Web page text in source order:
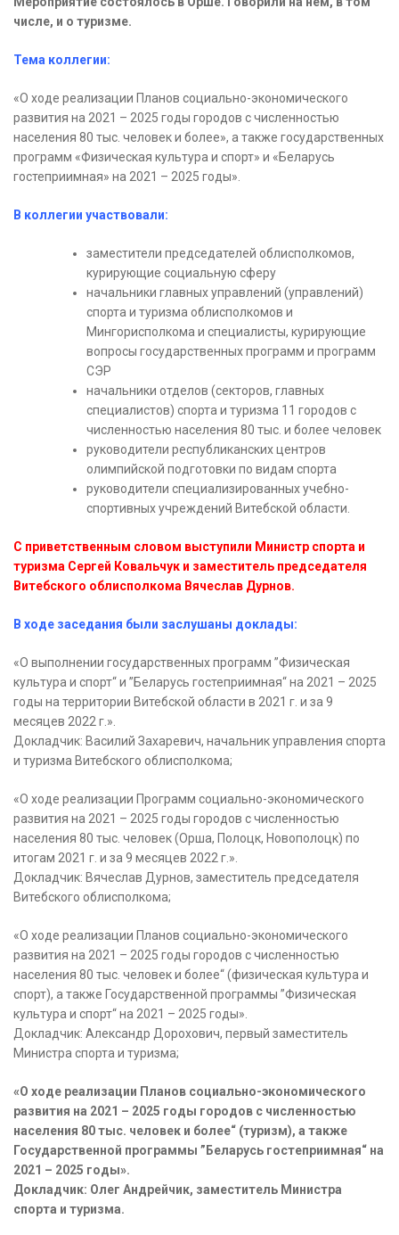
числе, и о туризме.
Тема коллегии:
«О ходе реализации Планов социально-экономического
развития на 2021 – 2025 годы городов с численностью
населения 80 тыс. человек и более», а также государственных
программ «Физическая культура и спорт» и «Беларусь
гостеприимная» на 2021 – 2025 годы».
В коллегии участвовали:
заместители председателей облисполкомов,
курирующие социальную сферу
начальники главных управлений (управлений)
спорта и туризма облисполкомов и
Мингорисполкома и специалисты, курирующие
вопросы государственных программ и программ
СЭР
начальники отделов (секторов, главных
специалистов) спорта и туризма 11 городов с
численностью населения 80 тыс. и более человек
руководители республиканских центров
олимпийской подготовки по видам спорта
руководители специализированных учебно-
спортивных учреждений Витебской области.
С приветственным словом выступили Министр спорта и
туризма Сергей Ковальчук и заместитель председателя
Витебского облисполкома Вячеслав Дурнов.
В ходе заседания были заслушаны доклады:
«О выполнении государственных программ ”Физическая
культура и спорт“ и ”Беларусь гостеприимная“ на 2021 – 2025
годы на территории Витебской области в 2021 г. и за 9
месяцев 2022 г.».
Докладчик: Василий Захаревич, начальник управления спорта
и туризма Витебского облисполкома;
«О ходе реализации Программ социально-экономического
развития на 2021 – 2025 годы городов с численностью
населения 80 тыс. человек (Орша, Полоцк, Новополоцк) по
итогам 2021 г. и за 9 месяцев 2022 г.».
Докладчик: Вячеслав Дурнов, заместитель председателя
Витебского облисполкома;
«О ходе реализации Планов социально-экономического
развития на 2021 – 2025 годы городов с численностью
населения 80 тыс. человек и более“ (физическая культура и
спорт), а также Государственной программы ”Физическая
культура и спорт“ на 2021 – 2025 годы».
Докладчик: Александр Дорохович, первый заместитель
Министра спорта и туризма;
«О ходе реализации Планов социально-экономического
развития на 2021 – 2025 годы городов с численностью
населения 80 тыс. человек и более“ (туризм), а также
Государственной программы ”Беларусь гостеприимная“ на
2021 – 2025 годы».
Докладчик: Олег Андрейчик, заместитель Министра
спорта и туризма.